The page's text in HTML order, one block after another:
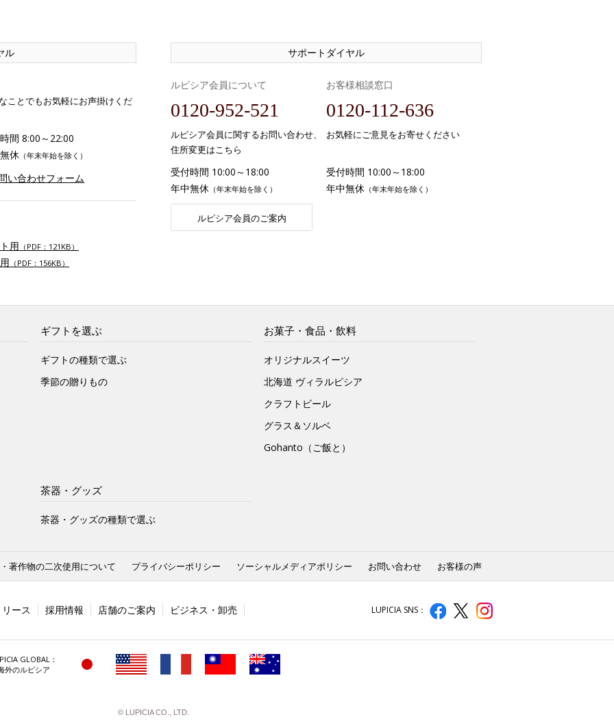
ル
ことでもお気軽にお声掛けくだ
間 8:00～22:00
休 （年末年始を除く）
い合わせフォーム
用 （PDF：121KB）
（PDF：156KB）
サポートダイヤル
ルピシア会員について
0120-952-521
ルピシア会員に関するお問い合わせ、
住所変更はこちら
受付時間 10:00～18:00
年中無休 （年末年始を除く）
ルピシア会員のご案内
お客様相談窓口
0120-112-636
お気軽にご意見をお寄せください
受付時間 10:00～18:00
年中無休 （年末年始を除く）
ギフトを選ぶ
ギフトの種類で選ぶ
季節の贈りもの
お菓子・食品・飲料
オリジナルスイーツ
北海道 ヴィラルピシア
クラフトビール
グラス＆ソルベ
Gohanto（ご飯と）
茶器・グッズ
茶器・グッズの種類で選ぶ
著作物の二次使用について プライバシーポリシー ソーシャルメディアポリシー お問い合わせ お客様の声
ース 採用情報 店舗のご案内 ビジネス・卸売 LUPICIA SNS：
GLOBAL：
外のルピシア
© LUPICIA CO., LTD.